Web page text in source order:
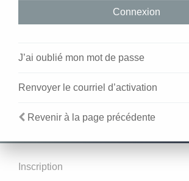
J’ai oublié mon mot de passe
Renvoyer le courriel d’activation
Revenir à la page précédente
Inscription